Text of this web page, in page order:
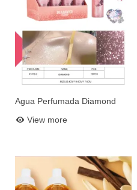
Agua Perfumada Diamond
View more